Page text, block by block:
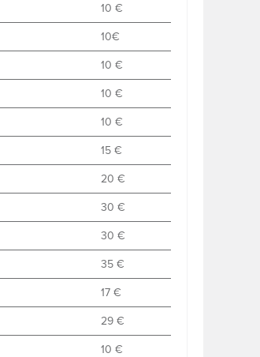
10 €
10€
10 €
10 €
10 €
15 €
20 €
30 €
30 €
35 €
17 €
29 €
10 €